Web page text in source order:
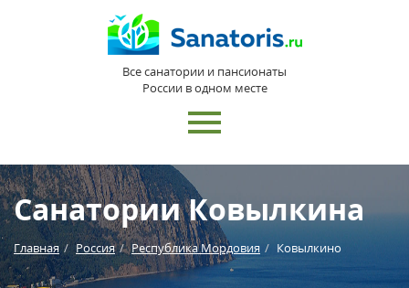
Все санатории и пансионаты
России в одном месте
Санатории Ковылкина
Главная Россия Республика Мордовия Ковылкино